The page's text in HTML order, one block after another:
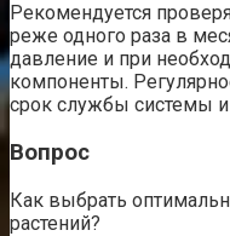
Рекомендуется
реже одного раза в
давление и при
компоненты.
срок службы системы
Вопрос
Как выбрать
растений?